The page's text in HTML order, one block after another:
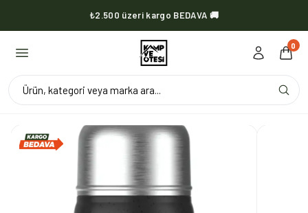
₺2.500 üzeri kargo BEDAVA 🚚
KVOX ürünlerinde kargo her zaman bedava 🔥
0
Ürün, kategori veya marka ara...